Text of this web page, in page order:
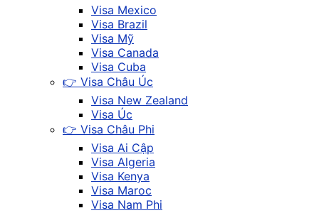
Visa Mexico
Visa Brazil
Visa Mỹ
Visa Canada
Visa Cuba
👉 Visa Châu Úc
Visa New Zealand
Visa Úc
👉 Visa Châu Phi
Visa Ai Cập
Visa Algeria
Visa Kenya
Visa Maroc
Visa Nam Phi